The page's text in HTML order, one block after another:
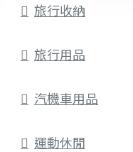
旅行收納
旅行用品
汽機車用品
運動休閒